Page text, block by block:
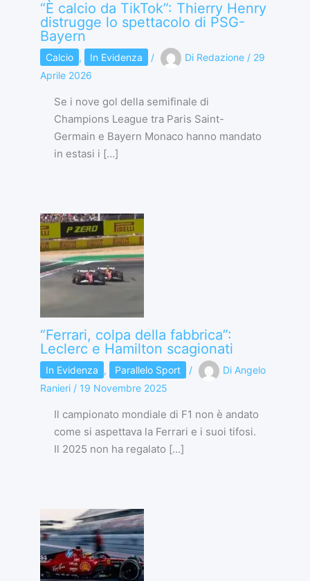
“È calcio da TikTok”: Thierry Henry
distrugge lo spettacolo di PSG-
Bayern
Calcio , In Evidenza / Di Redazione / 29
Aprile 2026
Se i nove gol della semifinale di
Champions League tra Paris Saint-
Germain e Bayern Monaco hanno mandato
in estasi i […]
“Ferrari, colpa della fabbrica”:
Leclerc e Hamilton scagionati
In Evidenza , Parallelo Sport / Di Angelo
Ranieri / 19 Novembre 2025
Il campionato mondiale di F1 non è andato
come si aspettava la Ferrari e i suoi tifosi.
Il 2025 non ha regalato […]